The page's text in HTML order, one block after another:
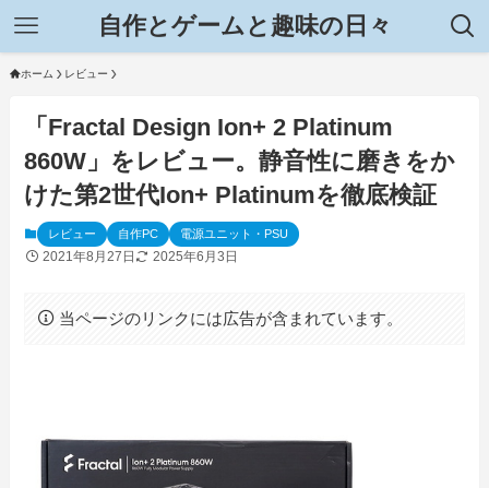
自作とゲームと趣味の日々
ホーム レビュー
「Fractal Design Ion+ 2 Platinum
860W」をレビュー。静音性に磨きをか
けた第2世代Ion+ Platinumを徹底検証
レビュー 自作PC 電源ユニット・PSU
2021年8月27日 2025年6月3日
当ページのリンクには広告が含まれています。